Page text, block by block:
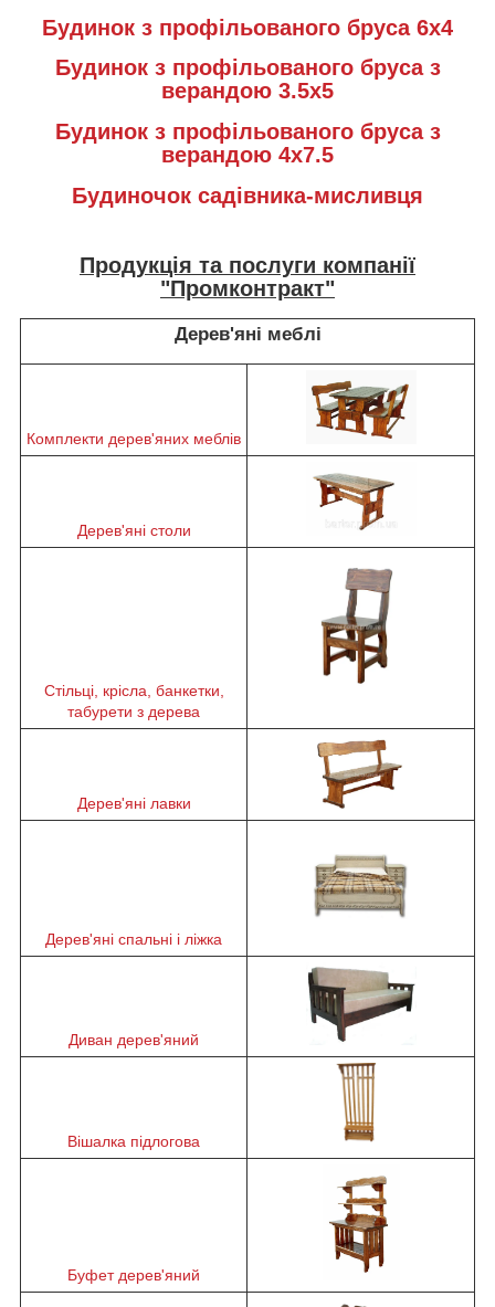
Будинок з профільованого бруса 6х4
Будинок з профільованого бруса з
верандою 3.5х5
Будинок з профільованого бруса з
верандою 4х7.5
Будиночок садівника-мисливця
Продукція та послуги компанії
"Промконтракт"
Дерев'яні меблі
Комплекти дерев'яних меблів
Дерев'яні столи
Стільці, крісла, банкетки,
табурети з дерева
Дерев'яні лавки
Дерев'яні спальні і ліжка
Диван дерев'яний
Вішалка підлогова
Буфет дерев'яний